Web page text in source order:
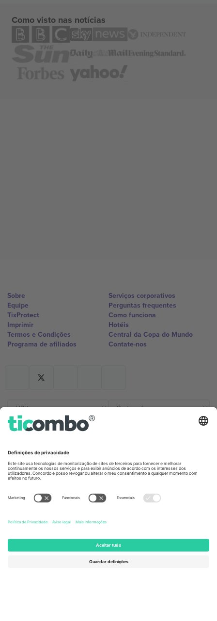
Como visto nas notícias
Sobre
Equipe
TixProtect
Imprimir
Termos e Condições
Programa de afiliados
Serviços corporativos
Perguntas frequentes
Como funciona
Hotéis
Central da Copa do Mundo
Contate-nos
Germany
Unter den Linden 24, 10117
United Kingdom
167 City Road, London, Greater
Kingdom
United States
Newark, Delaware 19713, United
States
Engelberg, Switzerland